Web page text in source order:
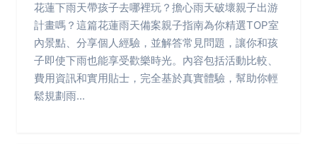
花蓮下雨天帶孩子去哪裡玩？擔心雨天破壞親子出游
計畫嗎？這篇花蓮雨天備案親子指南為你精選TOP室
內景點、分享個人經驗，並解答常見問題，讓你和孩
子即使下雨也能享受歡樂時光。內容包括活動比較、
費用資訊和實用貼士，完全基於真實體驗，幫助你輕
鬆規劃雨...